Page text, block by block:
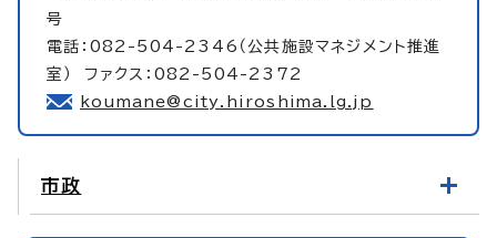
号
電話：082-504-2346（公共施設マネジメント推進
室） ファクス：082-504-2372
koumane@city.hiroshima.lg.jp
市政